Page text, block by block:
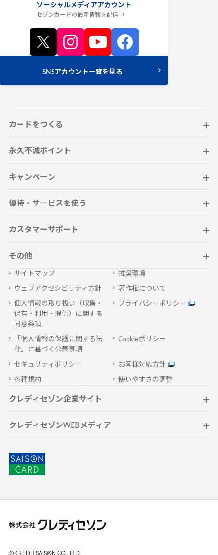
ソーシャルメディアアカウント
セゾンカードの最新情報を配信中
SNSアカウント一覧を見る
カードをつくる
永久不滅ポイント
キャンペーン
優待・サービスを使う
カスタマーサポート
その他
サイトマップ 推奨環境
ウェブアクセシビリティ方針 著作権について
個人情報の取り扱い（収集・
保有・利用・提供）に関する
同意条項
プライバシーポリシー
「個人情報の保護に関する法
律」に基づく公表事項
Cookieポリシー
セキュリティポリシー お客様対応方針
各種規約 使いやすさの調整
クレディセゾン企業サイト
クレディセゾンWEBメディア
© CREDITSAISON CO., LTD.